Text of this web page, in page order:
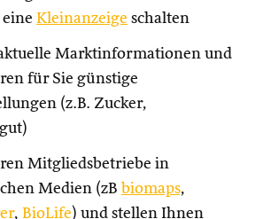
eine Kleinanzeige schalten
Marktinformationen und
für Sie günstige
(z.B. Zucker,
Mitgliedsbetriebe in
Medien (zB biomaps,
, BioLife) und stellen Ihnen